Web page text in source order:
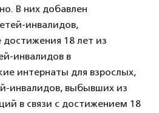
В них добавлен
инвалидов,
достижения 18 лет из
инвалидов в
интернаты для взрослых,
инвалидов, выбывших из
в связи с достижением 18